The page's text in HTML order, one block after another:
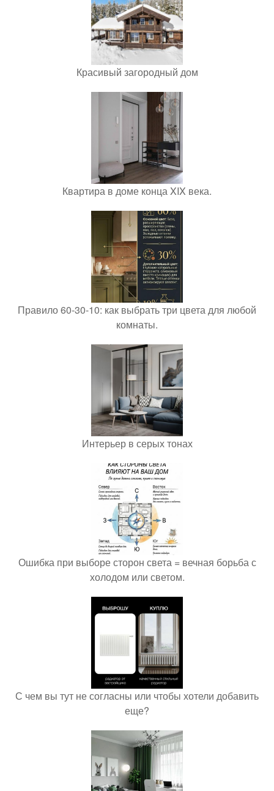
Красивый загородный дом
Квартира в доме конца XIX века.
Правило 60-30-10: как выбрать три цвета для любой
комнаты.
Интерьер в серых тонах
Ошибка при выборе сторон света = вечная борьба с
холодом или светом.
С чем вы тут не согласны или чтобы хотели добавить
еще?